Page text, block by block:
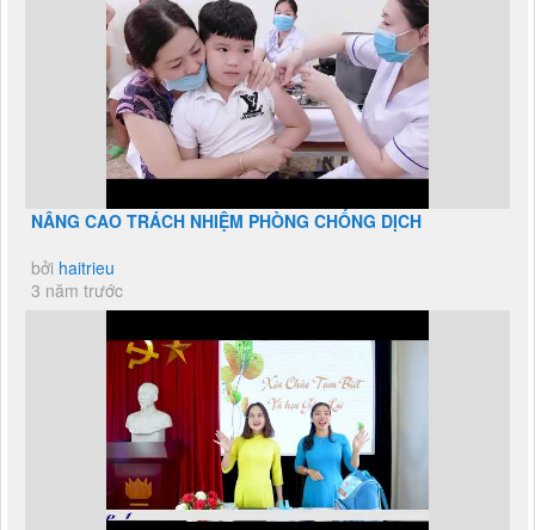
NÂNG CAO TRÁCH NHIỆM PHÒNG CHỐNG DỊCH
bởi haitrieu
3 năm trước